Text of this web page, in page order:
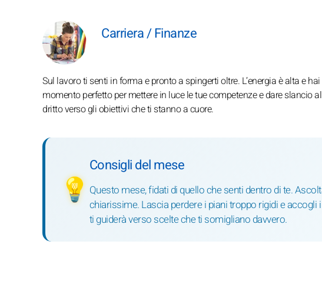
Carriera / Finanze
Sul lavoro ti senti in forma e pronto a spingerti oltre. L’energia è alta e
momento perfetto per mettere in luce le tue competenze e dare slancio
dritto verso gli obiettivi che ti stanno a cuore.
💡
Consigli del mese
Questo mese, fidati di quello che senti dentro di te.
chiarissime. Lascia perdere i piani troppo rigidi e
ti guiderà verso scelte che ti somigliano davvero.